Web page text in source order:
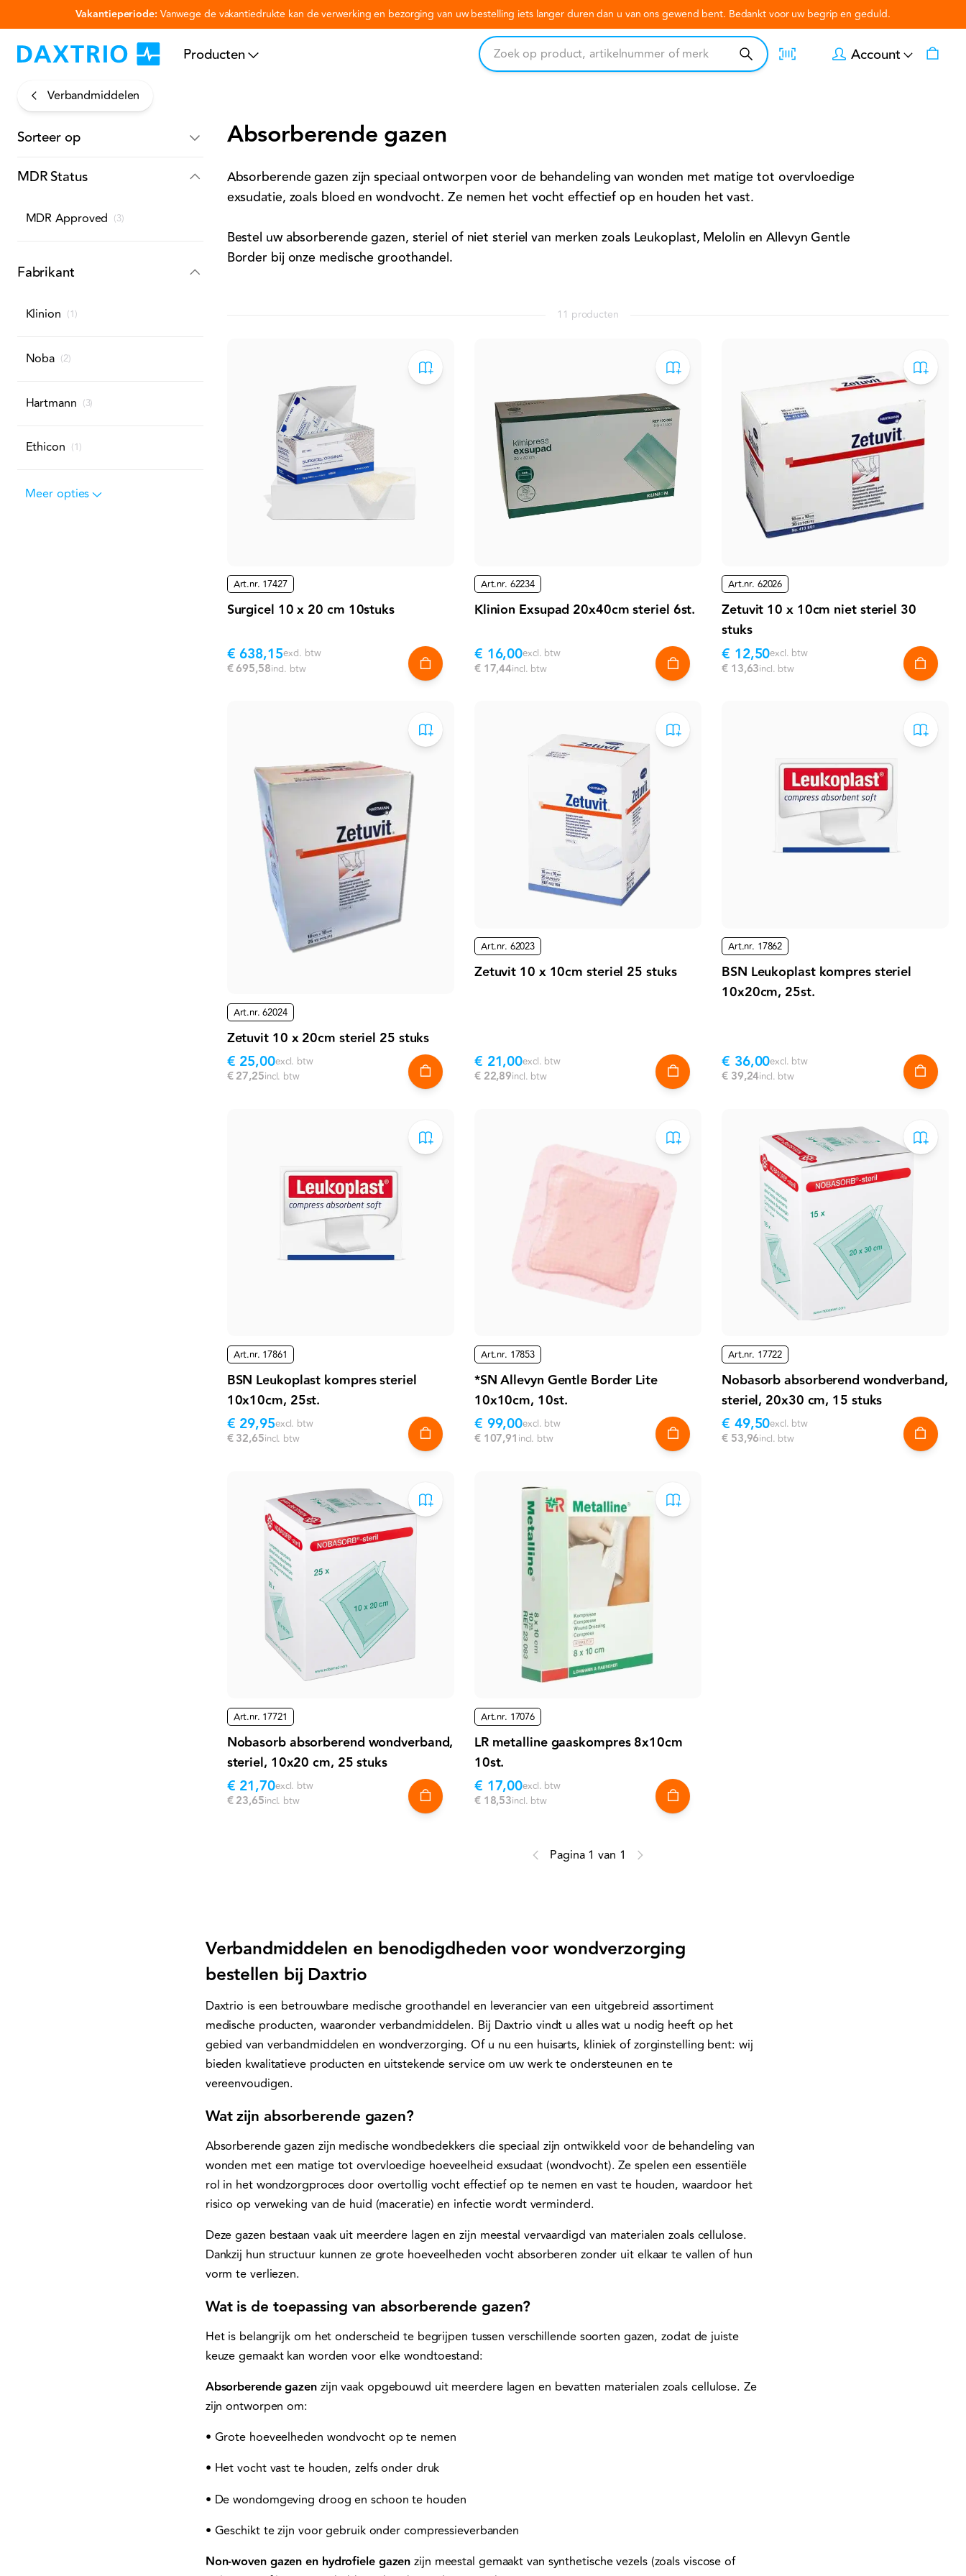
Vakantieperiode: Vanwege de vakantiedrukte kan de verwerking en bezorging van uw bestelling iets langer duren dan u van ons gewend bent. Bedankt voor uw begrip en geduld.
Producten Account
Verbandmiddelen
Sorteer op
MDR Status
MDR Approved (3)
Fabrikant
Klinion (1)
Noba (2)
Hartmann (3)
Ethicon (1)
Meer opties
Absorberende gazen
Absorberende gazen zijn speciaal ontworpen voor de behandeling van wonden met matige tot overvloedige
exsudatie, zoals bloed en wondvocht. Ze nemen het vocht effectief op en houden het vast.
Bestel uw absorberende gazen, steriel of niet steriel van merken zoals Leukoplast, Melolin en Allevyn Gentle
Border bij onze medische groothandel.
11 producten
Art.nr. 17427
Surgicel 10 x 20 cm 10stuks
€ 638,15excl. btw
€ 695,58incl. btw
Art.nr. 62234
Klinion Exsupad 20x40cm steriel 6st.
€ 16,00excl. btw
€ 17,44incl. btw
Art.nr. 62026
Zetuvit 10 x 10cm niet steriel 30
stuks
€ 12,50excl. btw
€ 13,63incl. btw
Art.nr. 62024
Zetuvit 10 x 20cm steriel 25 stuks
€ 25,00excl. btw
€ 27,25incl. btw
Art.nr. 62023
Zetuvit 10 x 10cm steriel 25 stuks
€ 21,00excl. btw
€ 22,89incl. btw
Art.nr. 17862
BSN Leukoplast kompres steriel
10x20cm, 25st.
€ 36,00excl. btw
€ 39,24incl. btw
Art.nr. 17861
BSN Leukoplast kompres steriel
10x10cm, 25st.
€ 29,95excl. btw
€ 32,65incl. btw
Art.nr. 17853
*SN Allevyn Gentle Border Lite
10x10cm, 10st.
€ 99,00excl. btw
€ 107,91 incl. btw
Art.nr. 17722
Nobasorb absorberend wondverband,
steriel, 20x30 cm, 15 stuks
€ 49,50excl. btw
€ 53,96incl. btw
Art.nr. 17721
Nobasorb absorberend wondverband,
steriel, 10x20 cm, 25 stuks
€ 21,70excl. btw
€ 23,65incl. btw
Art.nr. 17076
LR metalline gaaskompres 8x10cm
10st.
€ 17,00excl. btw
€ 18,53incl. btw
Pagina 1 van 1
Verbandmiddelen en benodigdheden voor wondverzorging
bestellen bij Daxtrio
Daxtrio is een betrouwbare medische groothandel en leverancier van een uitgebreid assortiment
medische producten, waaronder verbandmiddelen. Bij Daxtrio vindt u alles wat u nodig heeft op het
gebied van verbandmiddelen en wondverzorging. Of u nu een huisarts, kliniek of zorginstelling bent: wij
bieden kwalitatieve producten en uitstekende service om uw werk te ondersteunen en te
vereenvoudigen.
Wat zijn absorberende gazen?
Absorberende gazen zijn medische wondbedekkers die speciaal zijn ontwikkeld voor de behandeling van
wonden met een matige tot overvloedige hoeveelheid exsudaat (wondvocht). Ze spelen een essentiële
rol in het wondzorgproces door overtollig vocht effectief op te nemen en vast te houden, waardoor het
risico op verweking van de huid (maceratie) en infectie wordt verminderd.
Deze gazen bestaan vaak uit meerdere lagen en zijn meestal vervaardigd van materialen zoals cellulose.
Dankzij hun structuur kunnen ze grote hoeveelheden vocht absorberen zonder uit elkaar te vallen of hun
vorm te verliezen.
Wat is de toepassing van absorberende gazen?
Het is belangrijk om het onderscheid te begrijpen tussen verschillende soorten gazen, zodat de juiste
keuze gemaakt kan worden voor elke wondtoestand:
Absorberende gazenzijn vaak opgebouwd uit meerdere lagen en bevatten materialen zoals cellulose. Ze
zijn ontworpen om:
• Grote hoeveelheden wondvocht op te nemen
• Het vocht vast te houden, zelfs onder druk
• De wondomgeving droog en schoon te houden
• Geschikt te zijn voor gebruik onder compressieverbanden
Non-woven gazen en hydrofiele gazenzijn meestal gemaakt van synthetische vezels (zoals viscose of